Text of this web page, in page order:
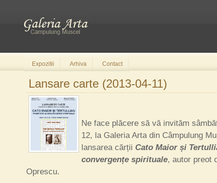
Expozitii Arhiva Contact
Lansare carte (2013-04-11)
Ne face plăcere să vă invităm
12, la Galeria Arta din Câmpulung
lansarea cărții Cato Maior și
convergențe spirituale, autor preot
Oprescu.